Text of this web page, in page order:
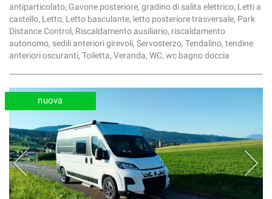
antiparticolato, Gavone posteriore, gradino di salita elettrico, Letti a
castello, Letto, Letto basculante, letto posteriore trasversale, Park
Distance Control, Riscaldamento ausiliario, riscaldamento
autonomo, sedili anteriori girevoli, Servosterzo, Tendalino, tendine
anteriori oscuranti, Toiletta, Veranda, WC, wc bagno doccia
nuova